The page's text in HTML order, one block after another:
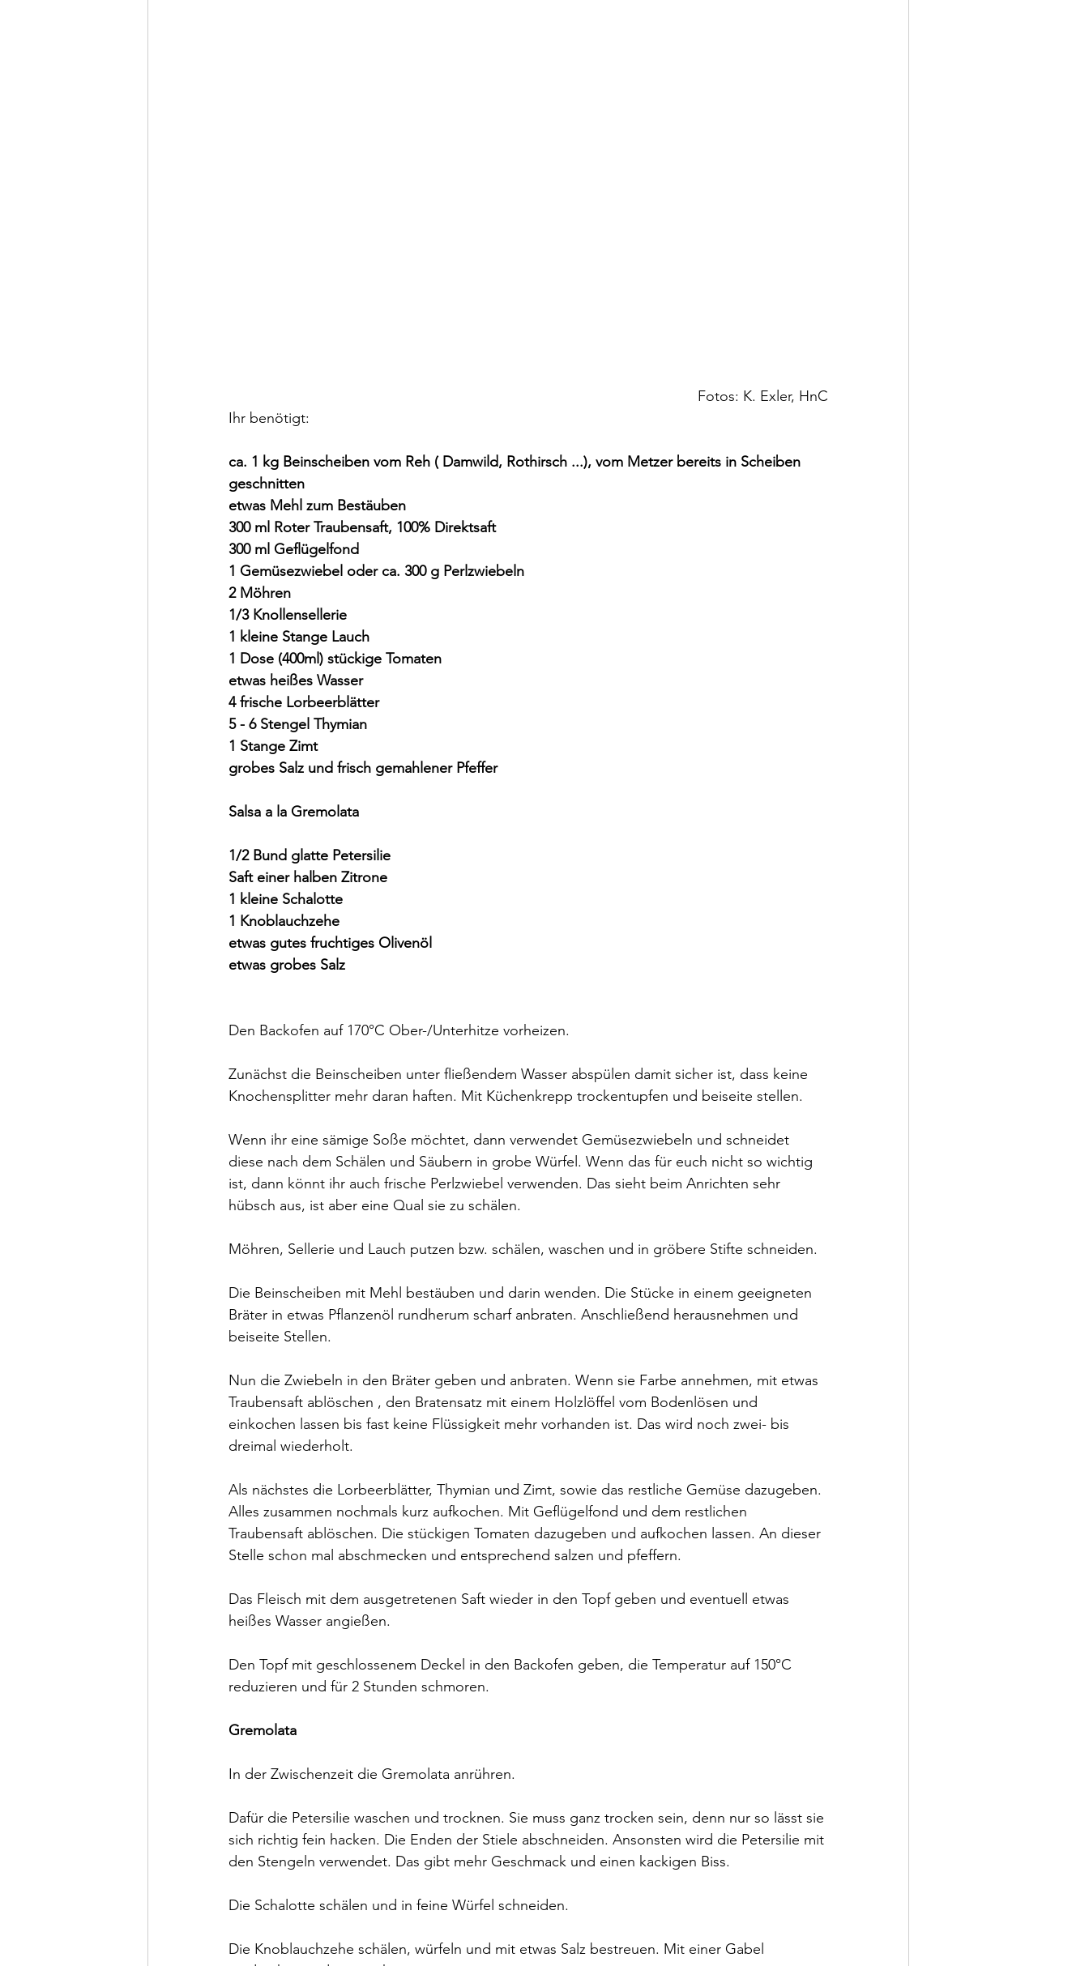
Fotos: K. Exler, HnC
Ihr benötigt:
ca. 1 kg Beinscheiben vom Reh ( Damwild, Rothirsch ...), vom Metzer bereits in Scheiben
geschnitten
etwas Mehl zum Bestäuben
300 ml Roter Traubensaft, 100% Direktsaft
300 ml Geflügelfond
1 Gemüsezwiebel oder ca. 300 g Perlzwiebeln
2 Möhren
1/3 Knollensellerie
1 kleine Stange Lauch
1 Dose (400ml) stückige Tomaten
etwas heißes Wasser
4 frische Lorbeerblätter
5 - 6 Stengel Thymian
1 Stange Zimt
grobes Salz und frisch gemahlener Pfeffer
Salsa a la Gremolata
1/2 Bund glatte Petersilie
Saft einer halben Zitrone
1 kleine Schalotte
1 Knoblauchzehe
etwas gutes fruchtiges Olivenöl
etwas grobes Salz
Den Backofen auf 170°C Ober-/Unterhitze vorheizen.
Zunächst die Beinscheiben unter fließendem Wasser abspülen damit sicher ist, dass keine
Knochensplitter mehr daran haften. Mit Küchenkrepp trockentupfen und beiseite stellen.
Wenn ihr eine sämige Soße möchtet, dann verwendet Gemüsezwiebeln und schneidet
diese nach dem Schälen und Säubern in grobe Würfel. Wenn das für euch nicht so wichtig
ist, dann könnt ihr auch frische Perlzwiebel verwenden. Das sieht beim Anrichten sehr
hübsch aus, ist aber eine Qual sie zu schälen.
Möhren, Sellerie und Lauch putzen bzw. schälen, waschen und in gröbere Stifte schneiden.
Die Beinscheiben mit Mehl bestäuben und darin wenden. Die Stücke in einem geeigneten
Bräter in etwas Pflanzenöl rundherum scharf anbraten. Anschließend herausnehmen und
beiseite Stellen.
Nun die Zwiebeln in den Bräter geben und anbraten. Wenn sie Farbe annehmen, mit etwas
Traubensaft ablöschen , den Bratensatz mit einem Holzlöffel vom Bodenlösen und
einkochen lassen bis fast keine Flüssigkeit mehr vorhanden ist. Das wird noch zwei- bis
dreimal wiederholt.
Als nächstes die Lorbeerblätter, Thymian und Zimt, sowie das restliche Gemüse dazugeben.
Alles zusammen nochmals kurz aufkochen. Mit Geflügelfond und dem restlichen
Traubensaft ablöschen. Die stückigen Tomaten dazugeben und aufkochen lassen. An dieser
Stelle schon mal abschmecken und entsprechend salzen und pfeffern.
Das Fleisch mit dem ausgetretenen Saft wieder in den Topf geben und eventuell etwas
heißes Wasser angießen.
Den Topf mit geschlossenem Deckel in den Backofen geben, die Temperatur auf 150°C
reduzieren und für 2 Stunden schmoren.
Gremolata
In der Zwischenzeit die Gremolata anrühren.
Dafür die Petersilie waschen und trocknen. Sie muss ganz trocken sein, denn nur so lässt sie
sich richtig fein hacken. Die Enden der Stiele abschneiden. Ansonsten wird die Petersilie mit
den Stengeln verwendet. Das gibt mehr Geschmack und einen kackigen Biss.
Die Schalotte schälen und in feine Würfel schneiden.
Die Knoblauchzehe schälen, würfeln und mit etwas Salz bestreuen. Mit einer Gabel